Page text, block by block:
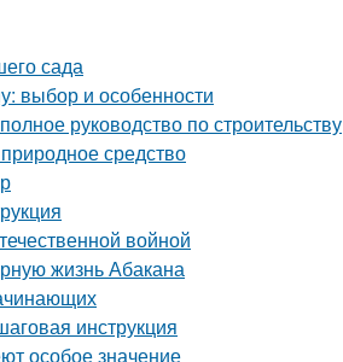
сада
выбор и особенности
руководство по строительству
средство
войной
жизнь Абакана
инструкция
особое значение